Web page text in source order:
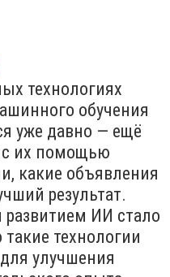
технологиях
обучения
уже давно — ещё
с их помощью
какие объявления
результат.
ИИ стало
такие технологии
улучшения